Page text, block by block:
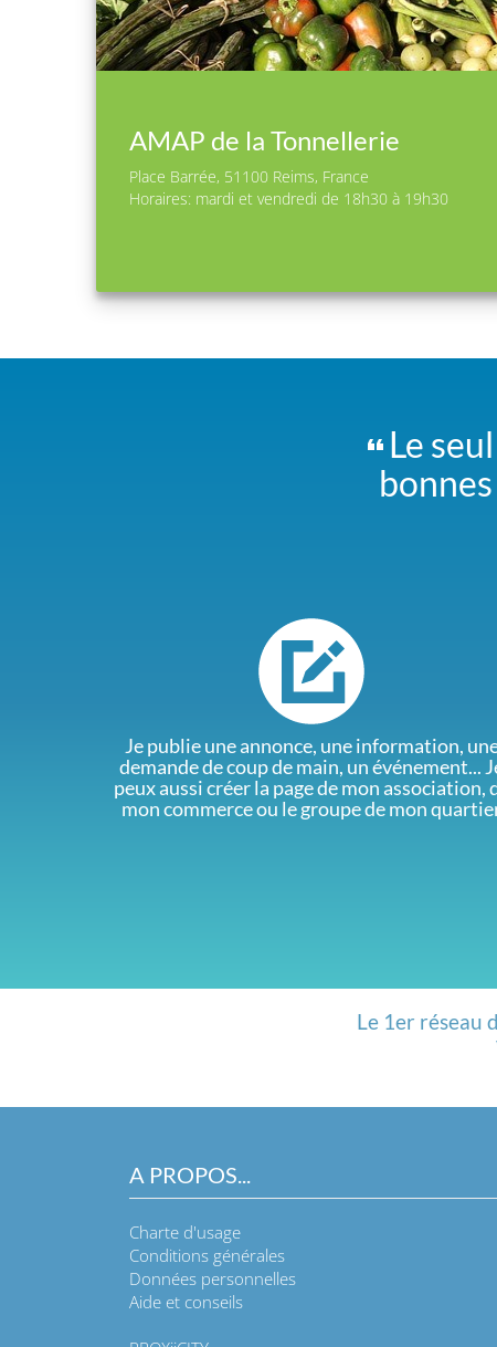
AMAP de la Tonnellerie
Place Barrée, 51100 Reims, France
Horaires: mardi et vendredi de 18h30 à 19h30
Le
Je publie une annonce, une information,
demande de coup de main, un événement...
peux aussi créer la page de mon association,
mon commerce ou le groupe de mon
Le 1er réseau
A PROPOS...
Charte d'usage
Conditions générales
Données personnelles
Aide et conseils